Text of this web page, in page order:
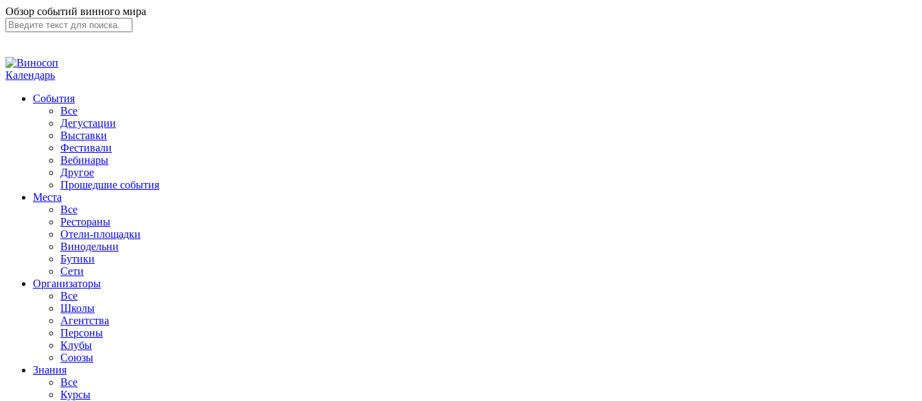
Обзор событий винного мира
Календарь
События
Все
Дегустации
Выставки
Фестивали
Вебинары
Другое
Прошедшие события
Места
Все
Рестораны
Отели-площадки
Винодельни
Бутики
Сети
Организаторы
Все
Школы
Агентства
Персоны
Клубы
Союзы
Знания
Все
Курсы